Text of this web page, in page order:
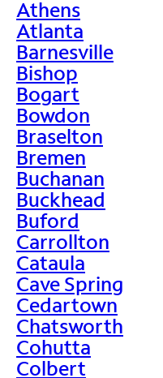
Athens
Atlanta
Barnesville
Bishop
Bogart
Bowdon
Braselton
Bremen
Buchanan
Buckhead
Buford
Carrollton
Cataula
Cave Spring
Cedartown
Chatsworth
Cohutta
Colbert